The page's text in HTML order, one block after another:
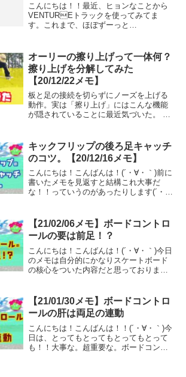
こんにちは！！最近、ヒョンなことから
VENTUREトラックを使ってみてま
す。これまで、ほぼずーっと
て、あと、INDYとの違いとかも気になっ
ていたので、思い切って使...
オーリーの擦り上げって一体何？
擦り上げを分解してみた
【20/12/22メモ】
板と足の接続を切らずにノーズを上げる
動作。実は「擦り上げ」にはこんな機能
が隠されていることに最近気づいた。 ま
寝かせる」ことだと気づいた。
キックフリップの後ろ足キャッチ
のコツ。【20/12/16メモ】
こんにちは！こんばんは！(´・∀・｀)前に
書いたメモを見返すと結構これ大事だ
な！！っていうのがあったりします(´・
こともよくあります。(´・∀・｀)今日のメ
モがまさに...
【21/02/06メモ】ボードコントロ
ールの要は前足！？
こんにちは！こんばんは！(´・∀・｀)今日
のメモは自分的にかなりスケートボード
の核心をついた内容だと思っておりま
ルの要は前足。 ・前足を離さないイメー
ジ。(...
【21/01/30メモ】ボードコントロ
ールの肝は両足の連動
こんにちは！こんばんは！！(´・∀・｀)今
日は、とってもとってもとってもとって
も！！大事な。超重要な。ボードコント